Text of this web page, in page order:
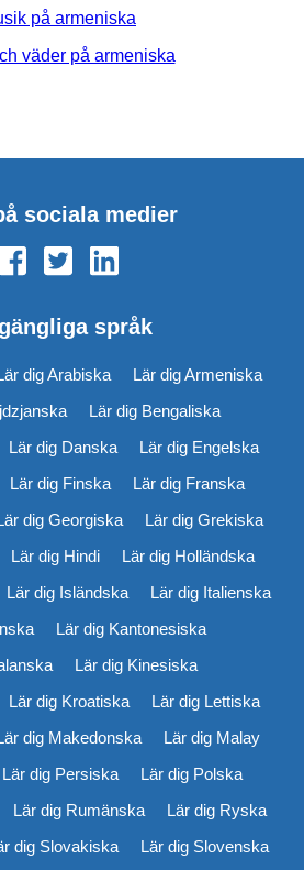
på armeniska
väder på armeniska
sociala medier
språk
dig Arabiska
Lär dig Armeniska
Lär dig Bengaliska
Lär dig Danska
Lär dig Engelska
Lär dig Finska
Lär dig Franska
dig Georgiska
Lär dig Grekiska
Lär dig Hindi
Lär dig Holländska
Lär dig Isländska
Lär dig Italienska
Lär dig Kantonesiska
Lär dig Kinesiska
Lär dig Kroatiska
Lär dig Lettiska
dig Makedonska
Lär dig Malay
Lär dig Persiska
Lär dig Polska
Lär dig Rumänska
Lär dig Ryska
dig Slovakiska
Lär dig Slovenska